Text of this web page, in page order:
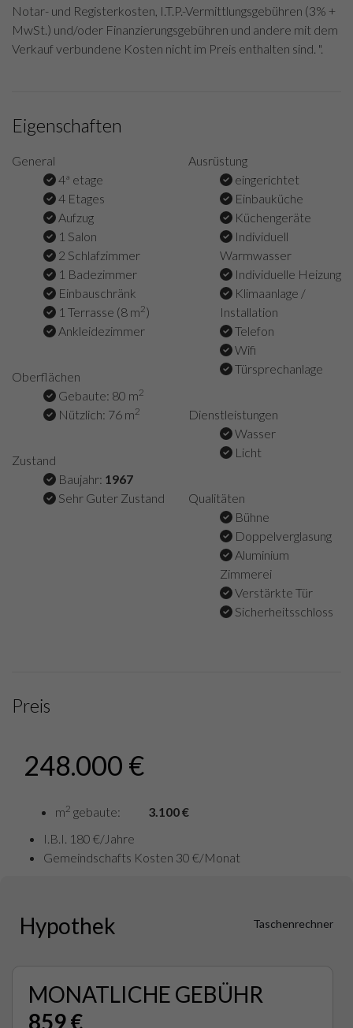
Notar- und Registerkosten, I.T.P.-Vermittlungsgebühren (3% +
MwSt.) und/oder Finanzierungsgebühren und andere mit dem
Verkauf verbundene Kosten nicht im Preis enthalten sind. ".
Eigenschaften
General
4ª etage
4 Etages
Aufzug
1 Salon
2 Schlafzimmer
1 Badezimmer
Einbauschränk
1 Terrasse (8 m2)
Ankleidezimmer
Oberflächen
Gebaute: 80 m2
Nützlich: 76 m2
Zustand
Baujahr: 1967
Sehr Guter Zustand
Ausrüstung
eingerichtet
Einbauküche
Küchengeräte
Individuell
Warmwasser
Individuelle Heizung
Klimaanlage /
Installation
Telefon
Wifi
Türsprechanlage
Dienstleistungen
Wasser
Licht
Qualitäten
Bühne
Doppelverglasung
Aluminium
Zimmerei
Verstärkte Tür
Sicherheitsschloss
Preis
248.000 €
m2 gebaute:
3.100 €
I.B.I. 180 €/Jahre
Gemeindschafts Kosten 30 €/Monat
Hypothek Taschenrechner
MONATLICHE GEBÜHR
859 €